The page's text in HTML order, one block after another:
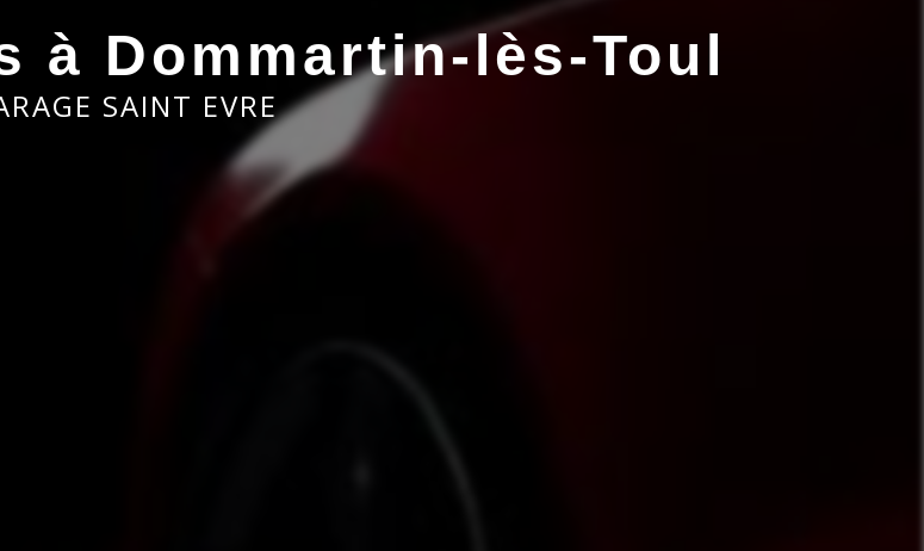
à Dommartin-lès-Toul
SAINT EVRE